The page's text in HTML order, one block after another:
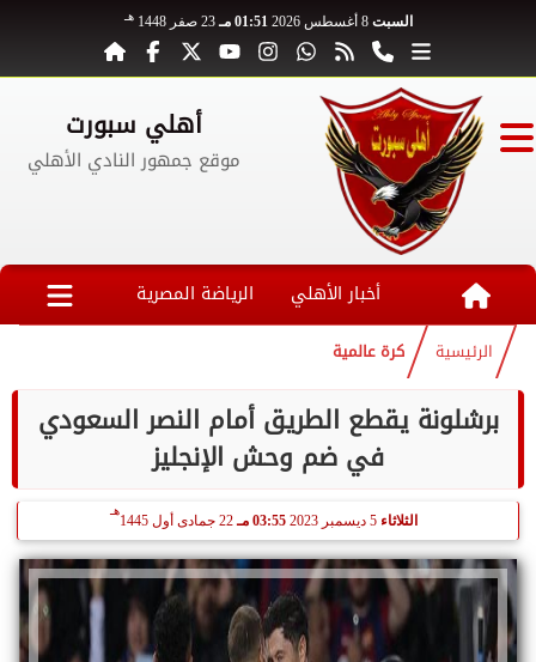
السبت 8 أغسطس 2026 01:51 مـ 23 صفر 1448 هـ
أهلي سبورت
موقع جمهور النادي الأهلي
أخبار الأهلي الرياضة المصرية
الرئيسية كرة عالمية
برشلونة يقطع الطريق أمام النصر السعودي
في ضم وحش الإنجليز
الثلاثاء 5 ديسمبر 2023 03:55 مـ 22 جمادى أول 1445
هـ